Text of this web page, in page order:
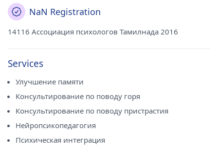
NaN Registration
14116 Ассоциация психологов Тамилнада 2016
Services
Улучшение памяти
Консультирование по поводу горя
Консультирование по поводу пристрастия
Нейропсикопедагогия
Психическая интеграция